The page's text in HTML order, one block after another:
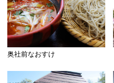
奥社前なおすけ